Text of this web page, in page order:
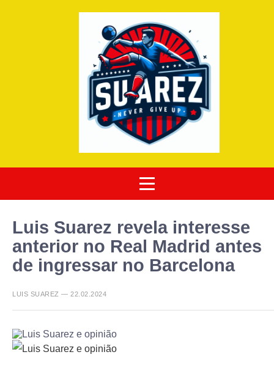
Luis Suarez revela interesse
anterior no Real Madrid antes
de ingressar no Barcelona
LUIS SUAREZ — 22.02.2024